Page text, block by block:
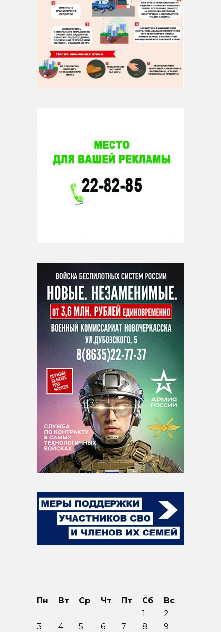
Пн Вт Ср Чт Пт Сб
Вс
1
2
3
4 5 6 7 8
9